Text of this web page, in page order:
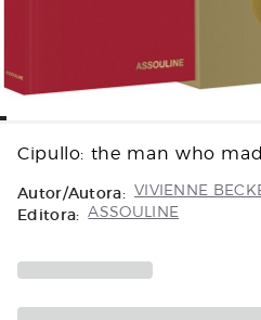
Cipullo: the man who
Autor/Autora: VIVIENNE
Editora: ASSOULINE